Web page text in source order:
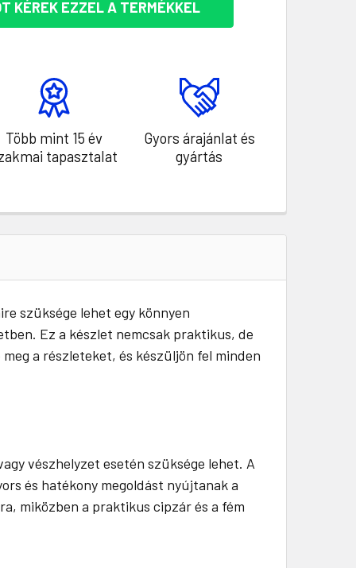
KÉREK EZZEL A TERMÉKKEL
Több mint 15 év
tapasztalat
Gyors árajánlat és
gyártás
szüksége lehet egy könnyen
Ez a készlet nemcsak praktikus, de
a részleteket, és készüljön fel minden
vészhelyzet esetén szüksége lehet. A
és hatékony megoldást nyújtanak a
miközben a praktikus cipzár és a fém